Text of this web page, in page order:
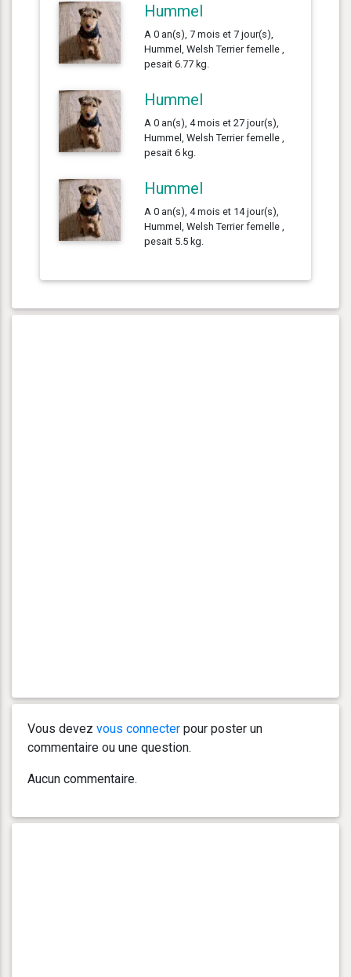
Hummel
A 0 an(s), 7 mois et 7 jour(s),
Hummel, Welsh Terrier femelle ,
pesait 6.77 kg.
Hummel
A 0 an(s), 4 mois et 27 jour(s),
Hummel, Welsh Terrier femelle ,
pesait 6 kg.
Hummel
A 0 an(s), 4 mois et 14 jour(s),
Hummel, Welsh Terrier femelle ,
pesait 5.5 kg.
Vous devez vous connecter pour poster un
commentaire ou une question.
Aucun commentaire.